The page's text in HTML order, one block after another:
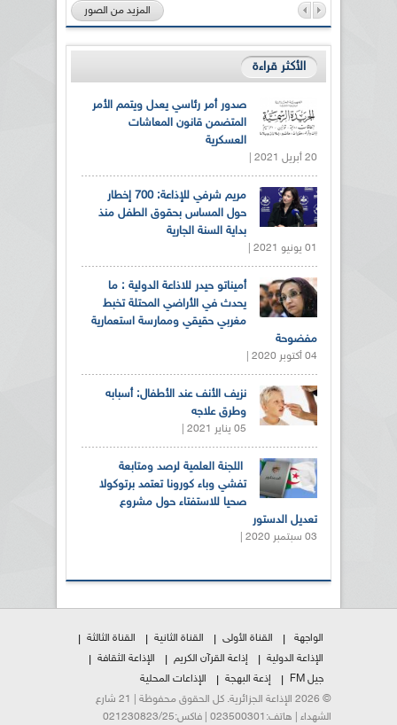
المزيد من الصور
الأكثر قراءة
صدور أمر رئاسي يعدل ويتمم الأمر
المتضمن قانون المعاشات
العسكرية
20 أبريل 2021 |
مريم شرفي للإذاعة: 700 إخطار
حول المساس بحقوق الطفل منذ
بداية السنة الجارية
01 يونيو 2021 |
أميناتو حيدر للاذاعة الدولية : ما
يحدث في الأراضي المحتلة تخبط
مغربي حقيقي وممارسة استعمارية
مفضوحة
04 أكتوبر 2020 |
نزيف الأنف عند الأطفال: أسبابه
وطرق علاجه
05 يناير 2021 |
اللجنة العلمية لرصد ومتابعة
تفشي وباء كورونا تعتمد برتوكولا
صحيا للاستفتاء حول مشروع
تعديل الدستور
03 سبتمبر 2020 |
الواجهة القناة الأولى القناة الثانية
القناة الثالثة
الإذاعة الدولية
إذاعة القرآن الكريم
الإذاعة الثقافة
جيل FM
إذعة البهجة
الإذاعات المحلية
© 2026 الإذاعة الجزائرية. كل الحقوق محفوظة | 21 شارع
الشهداء | هاتف:023500301 | فاكس:021230823/25